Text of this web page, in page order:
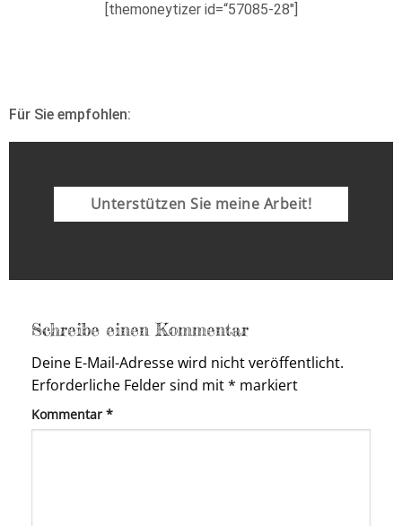
[themoneytizer id=“57085-28″]
Für Sie empfohlen:
Unterstützen Sie meine Arbeit!
Schreibe einen Kommentar
Deine E-Mail-Adresse wird nicht veröffentlicht.
Erforderliche Felder sind mit* markiert
Kommentar *